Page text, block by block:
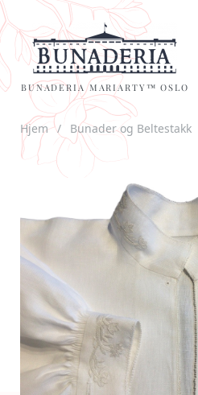
BUNADERIA MARIARTY™ OSLO
Hjem / Bunader og Beltestakk